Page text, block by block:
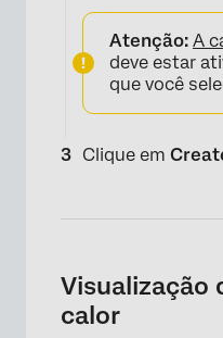
Atenção: A
deve estar
que você
Clique em
Visualização
calor